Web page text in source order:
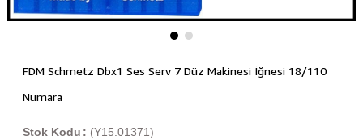
FDM Schmetz Dbx1 Ses Serv 7 Düz Makinesi İğnesi 18/110
Numara
(Y15.01371)
Stok Kodu